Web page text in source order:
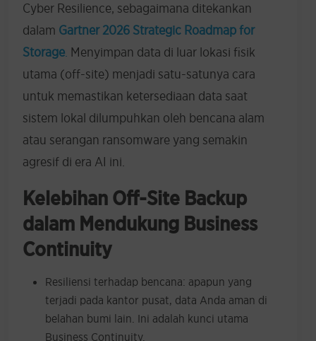
Cyber Resilience, sebagaimana ditekankan
dalam Gartner 2026 Strategic Roadmap for
Storage. Menyimpan data di luar lokasi fisik
utama (off-site) menjadi satu-satunya cara
untuk memastikan ketersediaan data saat
sistem lokal dilumpuhkan oleh bencana alam
atau serangan ransomware yang semakin
agresif di era AI ini.
Kelebihan Off-Site Backup
dalam Mendukung Business
Continuity
Resiliensi terhadap bencana: apapun yang
terjadi pada kantor pusat, data Anda aman di
belahan bumi lain. Ini adalah kunci utama
Business Continuity.